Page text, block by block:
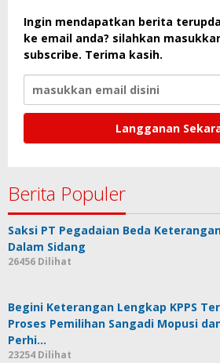
Ingin mendapatkan berita
ke email anda? silahkan
subscribe. Terima kasih.
Berita Populer
Saksi PT Pegadaian Beda
Dalam Sidang
26456 Dilihat
Begini Keterangan Lengkap KPPS
Proses Pemilihan Sangadi Mopusi
Perhi…
23254 Dilihat